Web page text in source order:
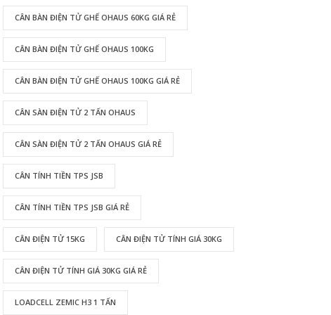
CÂN BÀN ĐIỆN TỬ GHẾ OHAUS 60KG GIÁ RẺ
CÂN BÀN ĐIỆN TỬ GHẾ OHAUS 100KG
CÂN BÀN ĐIỆN TỬ GHẾ OHAUS 100KG GIÁ RẺ
CÂN SÀN ĐIỆN TỬ 2 TẤN OHAUS
CÂN SÀN ĐIỆN TỬ 2 TẤN OHAUS GIÁ RẺ
CÂN TÍNH TIỀN TPS JSB
CÂN TÍNH TIỀN TPS JSB GIÁ RẺ
CÂN ĐIỆN TỬ 15KG CÂN ĐIỆN TỬ TÍNH GIÁ 30KG
CÂN ĐIỆN TỬ TÍNH GIÁ 30KG GIÁ RẺ
LOADCELL ZEMIC H3 1 TẤN